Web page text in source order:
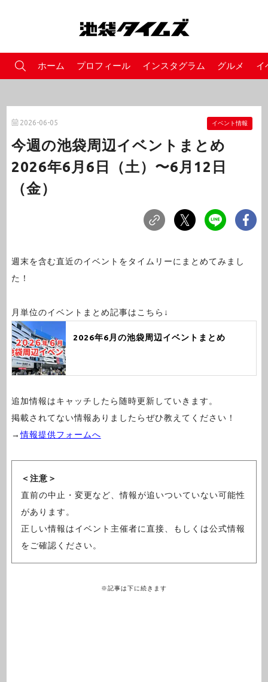
ホーム プロフィール インスタグラム グルメ イ
2026-06-05 イベント情報
今週の池袋周辺イベントまとめ
2026年6月6日（土）〜6月12日
（金）
週末を含む直近のイベントをタイムリーにまとめてみまし
た！
月単位のイベントまとめ記事はこちら↓
2026年6月の池袋周辺イベントまとめ
追加情報はキャッチしたら随時更新していきます。
掲載されてない情報ありましたらぜひ教えてください！
→情報提供フォームへ
＜注意＞
直前の中止・変更など、情報が追いついていない可能性
があります。
正しい情報はイベント主催者に直接、もしくは公式情報
をご確認ください。
※記事は下に続きます